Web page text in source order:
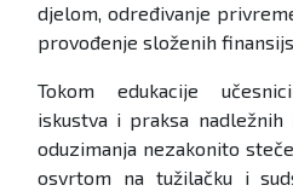
djelom, određivanje
provođenje složenih
Tokom edukacije
iskustva i praksa
oduzimanja nezakonito
osvrtom na tužilačku i